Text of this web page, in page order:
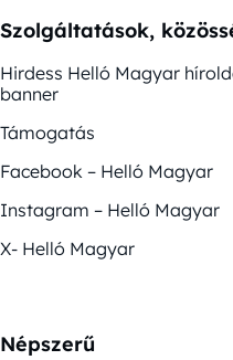
Szolgáltatások,
Hirdess Helló Magyar
banner
Támogatás
Facebook – Helló Magyar
Instagram – Helló Magyar
X- Helló Magyar
Népszerű